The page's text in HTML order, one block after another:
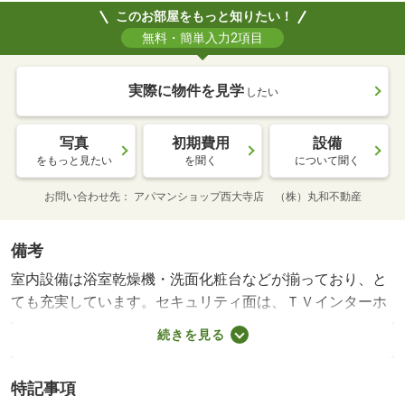
このお部屋をもっと知りたい！
無料・簡単入力2項目
実際に物件を見学 したい
写真
をもっと見たい
初期費用
を聞く
設備
について聞く
お問い合わせ先 アパマンショップ西大寺店 （株）丸和不動産
備考
室内設備は浴室乾燥機・洗面化粧台などが揃っており、と
ても充実しています。セキュリティ面は、ＴＶインターホ
ン・オートロックなど充実しているので安心して生活でき
ます。収納はシューズボックス・ウォークインクロゼット
す。共用部には敷地内ごみ置き場・オール電化などが備わ
続きを見る
特記事項